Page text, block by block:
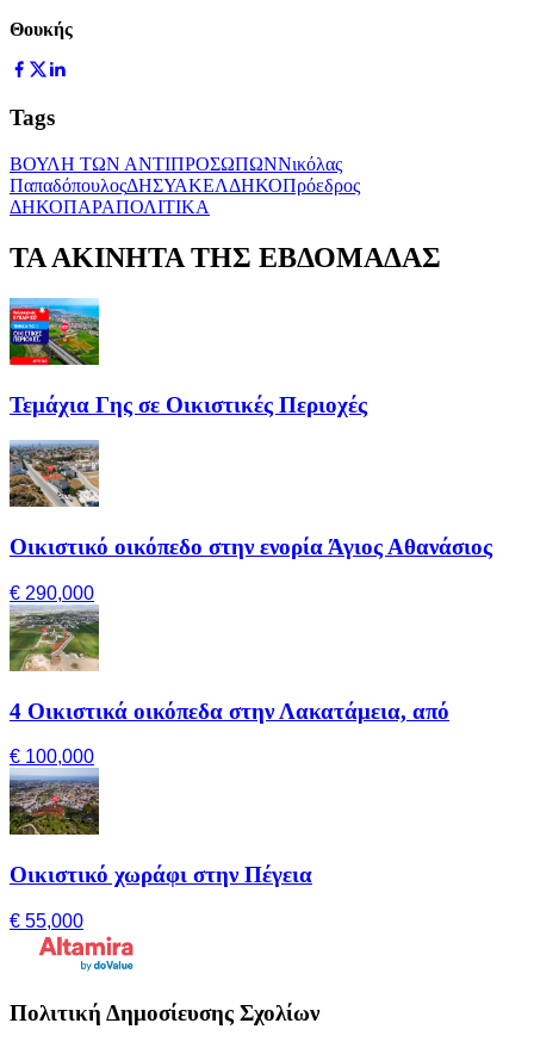
Θουκής
Tags
ΒΟΥΛΗ ΤΩΝ ΑΝΤΙΠΡΟΣΩΠΩΝΝικόλας
ΠαπαδόπουλοςΔΗΣΥΑΚΕΛΔΗΚΟΠρόεδρος
ΔΗΚΟΠΑΡΑΠΟΛΙΤΙΚΑ
ΤΑ ΑΚΙΝΗΤΑ ΤΗΣ ΕΒΔΟΜΑΔΑΣ
Τεμάχια Γης σε Οικιστικές Περιοχές
Οικιστικό οικόπεδο στην ενορία Άγιος Αθανάσιος
€ 290,000
4 Οικιστικά οικόπεδα στην Λακατάμεια, από
€ 100,000
Οικιστικό χωράφι στην Πέγεια
€ 55,000
Πολιτική Δημοσίευσης Σχολίων